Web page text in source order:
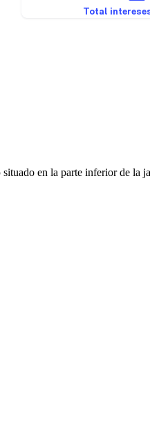
en la parte inferior de la